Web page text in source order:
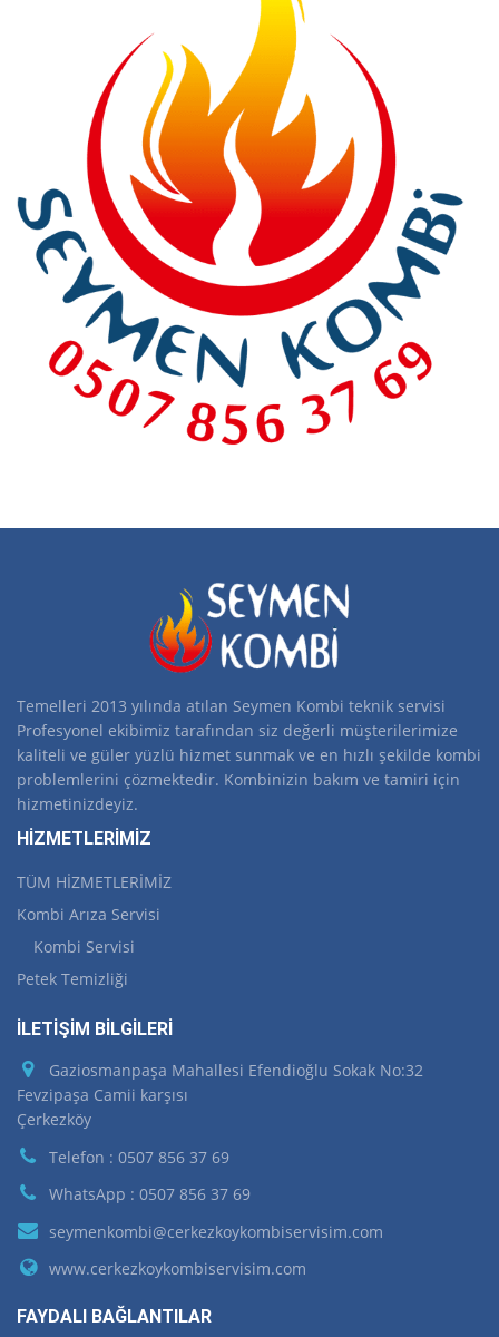
Temelleri 2013 yılında atılan Seymen Kombi teknik servisi
Profesyonel ekibimiz tarafından siz değerli müşterilerimize
kaliteli ve güler yüzlü hizmet sunmak ve en hızlı şekilde kombi
problemlerini çözmektedir. Kombinizin bakım ve tamiri için
hizmetinizdeyiz.
HİZMETLERİMİZ
TÜM HİZMETLERİMİZ
Kombi Arıza Servisi
Kombi Servisi
Petek Temizliği
İLETİŞİM BİLGİLERİ
Gaziosmanpaşa Mahallesi Efendioğlu Sokak No:32
Fevzipaşa Camii karşısı
Çerkezköy
Telefon : 0507 856 37 69
WhatsApp : 0507 856 37 69
seymenkombi@cerkezkoykombiservisim.com
www.cerkezkoykombiservisim.com
FAYDALI BAĞLANTILAR